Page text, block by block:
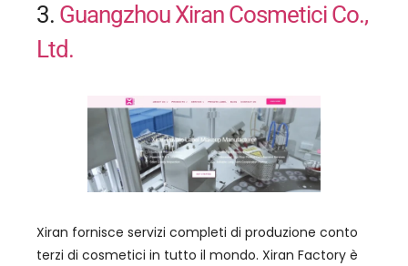
3. Guangzhou Xiran Cosmetici Co.,
Ltd.
Xiran fornisce servizi completi di produzione conto
terzi di cosmetici in tutto il mondo. Xiran Factory è